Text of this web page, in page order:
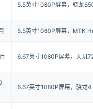
5.5英寸1080P屏幕，骁龙
5.5英寸1080P屏幕，MTK
6.67英寸1080P屏幕，天玑
6.67英寸1080P屏幕，骁龙